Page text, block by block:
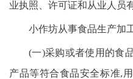
业执照、许可证和从业人员
小作坊从事食品生产加
(一)采购或者使用的食
产品等符合食品安全标准,